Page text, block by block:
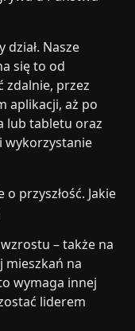
dział. Nasze
się to od
zdalnie, przez
aplikacji, aż po
lub tabletu oraz
wykorzystanie
o przyszłość. Jakie
– także na
mieszkań na
wymaga innej
liderem